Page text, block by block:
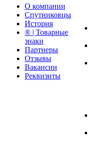
О компании
Спутниковцы
История
® | Товарные
знаки
Партнеры
Отзывы
Вакансии
Реквизиты